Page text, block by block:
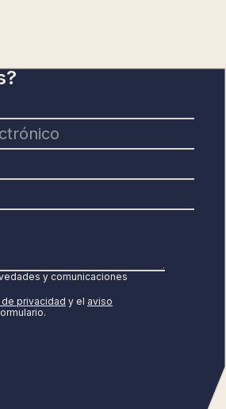
y comunicaciones
privacidad y el aviso